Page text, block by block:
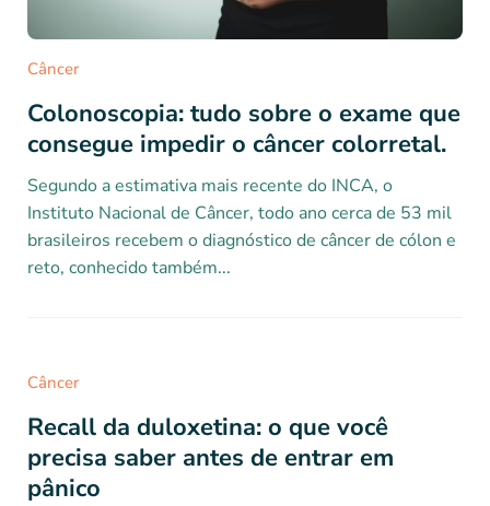
Câncer
Colonoscopia: tudo sobre o exame que
consegue impedir o câncer colorretal.
Segundo a estimativa mais recente do INCA, o
Instituto Nacional de Câncer, todo ano cerca de 53 mil
brasileiros recebem o diagnóstico de câncer de cólon e
reto, conhecido também...
Câncer
Recall da duloxetina: o que você
precisa saber antes de entrar em
pânico